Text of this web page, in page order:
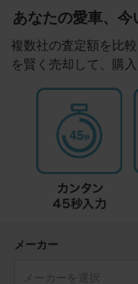
あなたの愛車、今
複数社の査定額を比
を賢く売却して、購
メーカー